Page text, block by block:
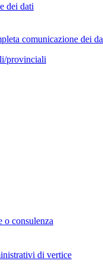
dei dati
comunicazione dei
provinciali
consulenza
di vertice